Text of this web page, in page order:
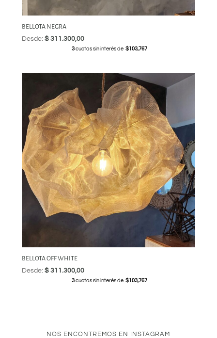
BELLOTA NEGRA
Desde: $311.300,00
3cuotas sin interés de $103,767
BELLOTA OFF WHITE
Desde: $311.300,00
3cuotas sin interés de $103,767
NOS ENCONTREMOS EN INSTAGRAM